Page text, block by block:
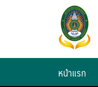
หน้าแรก